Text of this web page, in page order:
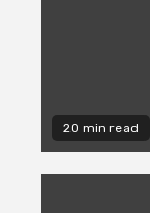
20 min read